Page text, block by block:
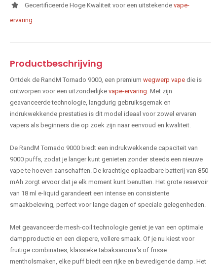
Gecertificeerde Hoge Kwaliteit voor een uitstekende vape-
ervaring
Productbeschrijving
Ontdek de RandM Tornado 9000, een premium wegwerp vape die is
ontworpen voor een uitzonderlijke vape-ervaring . Met zijn
geavanceerde technologie, langdurig gebruiksgemak en
indrukwekkende prestaties is dit model ideaal voor zowel ervaren
vapers als beginners die op zoek zijn naar eenvoud en kwaliteit.
De RandM Tornado 9000 biedt een indrukwekkende capaciteit van
9000 puffs, zodat je langer kunt genieten zonder steeds een nieuwe
vape te hoeven aanschaffen. De krachtige oplaadbare batterij van 850
mAh zorgt ervoor dat je elk moment kunt benutten. Het grote reservoir
van 18 ml e-liquid garandeert een intense en consistente
smaakbeleving, perfect voor lange dagen of speciale gelegenheden.
Met geavanceerde mesh-coil technologie geniet je van een optimale
dampproductie en een diepere, vollere smaak. Of je nu kiest voor
fruitige combinaties, klassieke tabaksaroma's of frisse
mentholsmaken, elke puff biedt een rijke en bevredigende damp. Het